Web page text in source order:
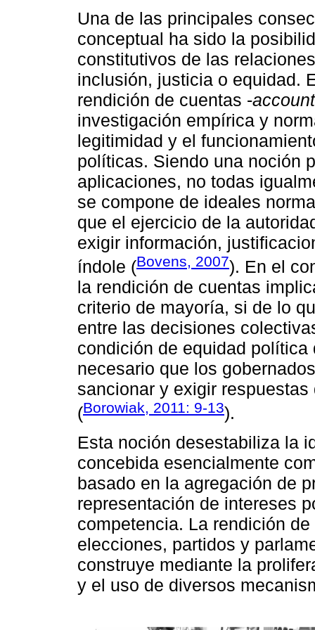
Una de las principales
conceptual ha sido la
constitutivos de las
inclusión, justicia o equidad.
rendición de cuentas -
investigación empírica y
legitimidad y el
políticas. Siendo una noción
aplicaciones, no todas
se compone de ideales
que el ejercicio de la
exigir información,
índole (Bovens, 2007). En el
la rendición de cuentas
criterio de mayoría, si de lo
entre las decisiones
condición de equidad
necesario que los
sancionar y exigir
(Borowiak, 2011: 9-13).
Esta noción desestabiliza la
concebida esencialmente
basado en la agregación de
representación de intereses
competencia. La rendición
elecciones, partidos y
construye mediante la
y el uso de diversos